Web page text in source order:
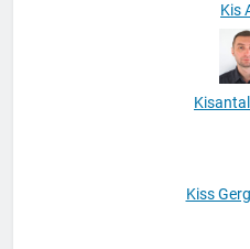
Kis
Kiss